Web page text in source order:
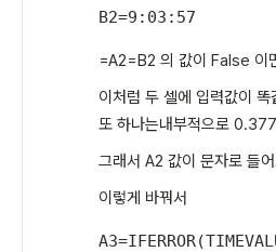
B2=9:03:57
=A2=B2 의 값이 False 이
이처럼 두 셀에 입력값이
또 하나는내부적으로
그래서 A2 값이 문자로 들
이렇게 바꿔서
A3=IFERROR(